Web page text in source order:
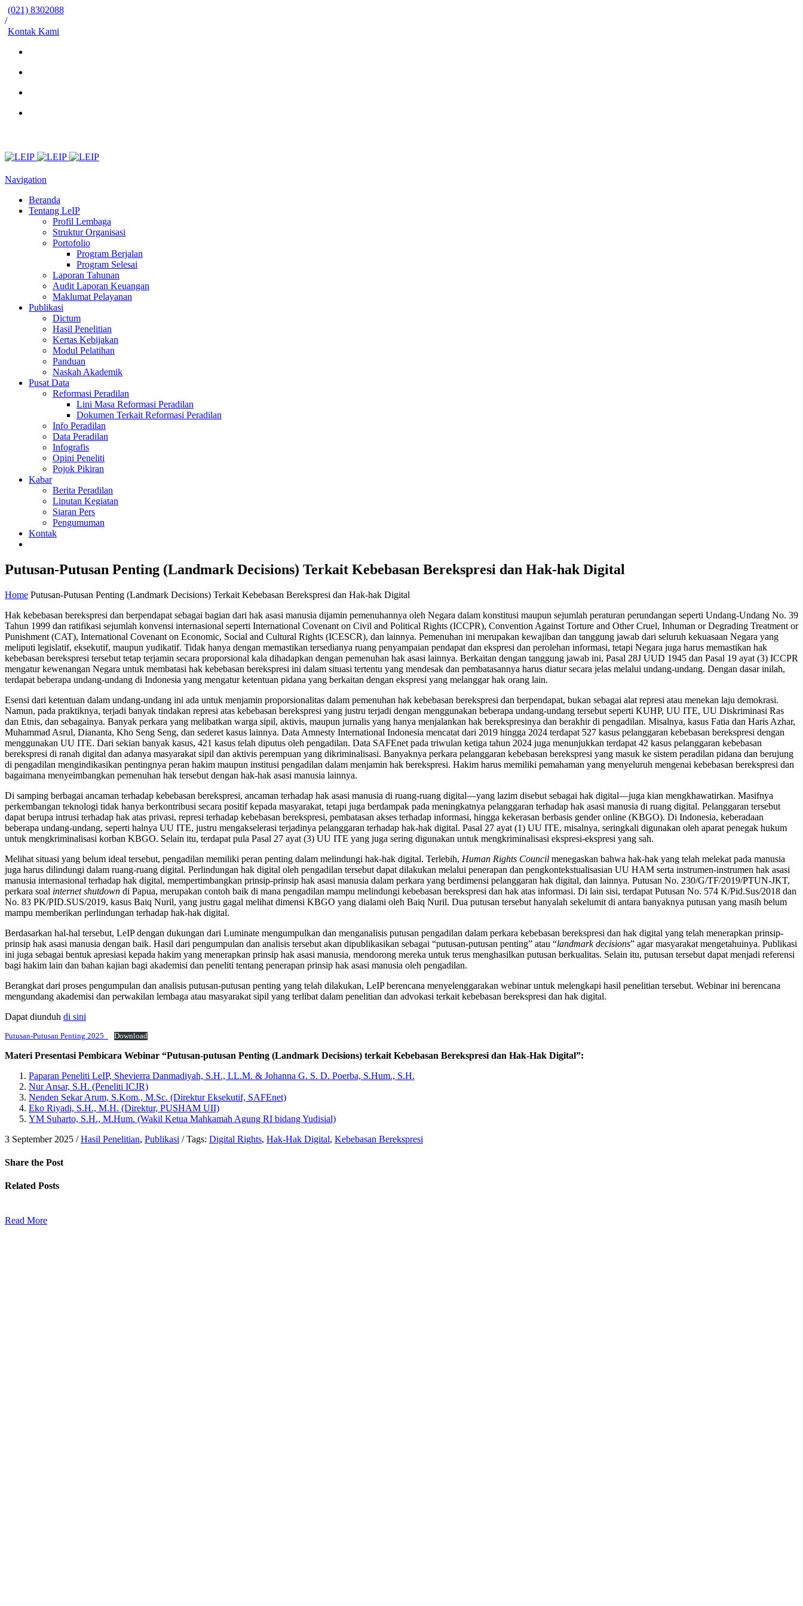
(021) 8302088
/
Kontak Kami
Navigation
Beranda
Tentang LeIP
Profil Lembaga
Struktur Organisasi
Portofolio
Program Berjalan
Program Selesai
Laporan Tahunan
Audit Laporan Keuangan
Maklumat Pelayanan
Publikasi
Dictum
Hasil Penelitian
Kertas Kebijakan
Modul Pelatihan
Panduan
Naskah Akademik
Pusat Data
Reformasi Peradilan
Lini Masa Reformasi Peradilan
Dokumen Terkait Reformasi Peradilan
Info Peradilan
Data Peradilan
Infografis
Opini Peneliti
Pojok Pikiran
Kabar
Berita Peradilan
Liputan Kegiatan
Siaran Pers
Pengumuman
Kontak
Putusan-Putusan Penting (Landmark Decisions) Terkait Kebebasan Berekspresi dan Hak-hak Digital
Home Putusan-Putusan Penting (Landmark Decisions) Terkait Kebebasan Berekspresi dan Hak-hak Digital
Hak kebebasan berekspresi dan berpendapat sebagai bagian dari hak asasi manusia dijamin pemenuhannya oleh Negara dalam konstitusi maupun sejumlah peraturan perundangan seperti Undang-Undang No. 39
Tahun 1999 dan ratifikasi sejumlah konvensi internasional seperti International Covenant on Civil and Political Rights (ICCPR), Convention Against Torture and Other Cruel, Inhuman or Degrading Treatment or
Punishment (CAT), International Covenant on Economic, Social and Cultural Rights (ICESCR), dan lainnya. Pemenuhan ini merupakan kewajiban dan tanggung jawab dari seluruh kekuasaan Negara yang
meliputi legislatif, eksekutif, maupun yudikatif. Tidak hanya dengan memastikan tersedianya ruang penyampaian pendapat dan ekspresi dan perolehan informasi, tetapi Negara juga harus memastikan hak
kebebasan berekspresi tersebut tetap terjamin secara proporsional kala dihadapkan dengan pemenuhan hak asasi lainnya. Berkaitan dengan tanggung jawab ini, Pasal 28J UUD 1945 dan Pasal 19 ayat (3) ICCPR
mengatur kewenangan Negara untuk membatasi hak kebebasan berekspresi ini dalam situasi tertentu yang mendesak dan pembatasannya harus diatur secara jelas melalui undang-undang. Dengan dasar inilah,
terdapat beberapa undang-undang di Indonesia yang mengatur ketentuan pidana yang berkaitan dengan ekspresi yang melanggar hak orang lain.
Esensi dari ketentuan dalam undang-undang ini ada untuk menjamin proporsionalitas dalam pemenuhan hak kebebasan berekspresi dan berpendapat, bukan sebagai alat represi atau menekan laju demokrasi.
Namun, pada praktiknya, terjadi banyak tindakan represi atas kebebasan berekspresi yang justru terjadi dengan menggunakan beberapa undang-undang tersebut seperti KUHP, UU ITE, UU Diskriminasi Ras
dan Etnis, dan sebagainya. Banyak perkara yang melibatkan warga sipil, aktivis, maupun jurnalis yang hanya menjalankan hak berekspresinya dan berakhir di pengadilan. Misalnya, kasus Fatia dan Haris Azhar,
Muhammad Asrul, Diananta, Kho Seng Seng, dan sederet kasus lainnya. Data Amnesty International Indonesia mencatat dari 2019 hingga 2024 terdapat 527 kasus pelanggaran kebebasan berekspresi dengan
menggunakan UU ITE. Dari sekian banyak kasus, 421 kasus telah diputus oleh pengadilan. Data SAFEnet pada triwulan ketiga tahun 2024 juga menunjukkan terdapat 42 kasus pelanggaran kebebasan
berekspresi di ranah digital dan adanya masyarakat sipil dan aktivis perempuan yang dikriminalisasi. Banyaknya perkara pelanggaran kebebasan berekspresi yang masuk ke sistem peradilan pidana dan berujung
di pengadilan mengindikasikan pentingnya peran hakim maupun institusi pengadilan dalam menjamin hak berekspresi. Hakim harus memiliki pemahaman yang menyeluruh mengenai kebebasan berekspresi dan
bagaimana menyeimbangkan pemenuhan hak tersebut dengan hak-hak asasi manusia lainnya.
Di samping berbagai ancaman terhadap kebebasan berekspresi, ancaman terhadap hak asasi manusia di ruang-ruang digital—yang lazim disebut sebagai hak digital—juga kian mengkhawatirkan. Masifnya
perkembangan teknologi tidak hanya berkontribusi secara positif kepada masyarakat, tetapi juga berdampak pada meningkatnya pelanggaran terhadap hak asasi manusia di ruang digital. Pelanggaran tersebut
dapat berupa intrusi terhadap hak atas privasi, represi terhadap kebebasan berekspresi, pembatasan akses terhadap informasi, hingga kekerasan berbasis gender online (KBGO). Di Indonesia, keberadaan
beberapa undang-undang, seperti halnya UU ITE, justru mengakselerasi terjadinya pelanggaran terhadap hak-hak digital. Pasal 27 ayat (1) UU ITE, misalnya, seringkali digunakan oleh aparat penegak hukum
untuk mengkriminalisasi korban KBGO. Selain itu, terdapat pula Pasal 27 ayat (3) UU ITE yang juga sering digunakan untuk mengkriminalisasi ekspresi-ekspresi yang sah.
Melihat situasi yang belum ideal tersebut, pengadilan memiliki peran penting dalam melindungi hak-hak digital. Terlebih, Human Rights Council menegaskan bahwa hak-hak yang telah melekat pada manusia
juga harus dilindungi dalam ruang-ruang digital. Perlindungan hak digital oleh pengadilan tersebut dapat dilakukan melalui penerapan dan pengkontekstualisasian UU HAM serta instrumen-instrumen hak asasi
manusia internasional terhadap hak digital, mempertimbangkan prinsip-prinsip hak asasi manusia dalam perkara yang berdimensi pelanggaran hak digital, dan lainnya. Putusan No. 230/G/TF/2019/PTUN-JKT,
perkara soal internet shutdown di Papua, merupakan contoh baik di mana pengadilan mampu melindungi kebebasan berekspresi dan hak atas informasi. Di lain sisi, terdapat Putusan No. 574 K/Pid.Sus/2018 dan
No. 83 PK/PID.SUS/2019, kasus Baiq Nuril, yang justru gagal melihat dimensi KBGO yang dialami oleh Baiq Nuril. Dua putusan tersebut hanyalah sekelumit di antara banyaknya putusan yang masih belum
mampu memberikan perlindungan terhadap hak-hak digital.
Berdasarkan hal-hal tersebut, LeIP dengan dukungan dari Luminate mengumpulkan dan menganalisis putusan pengadilan dalam perkara kebebasan berekspresi dan hak digital yang telah menerapkan prinsip-
prinsip hak asasi manusia dengan baik. Hasil dari pengumpulan dan analisis tersebut akan dipublikasikan sebagai “putusan-putusan penting” atau “landmark decisions” agar masyarakat mengetahuinya. Publikasi
ini juga sebagai bentuk apresiasi kepada hakim yang menerapkan prinsip hak asasi manusia, mendorong mereka untuk terus menghasilkan putusan berkualitas. Selain itu, putusan tersebut dapat menjadi referensi
bagi hakim lain dan bahan kajian bagi akademisi dan peneliti tentang penerapan prinsip hak asasi manusia oleh pengadilan.
Berangkat dari proses pengumpulan dan analisis putusan-putusan penting yang telah dilakukan, LeIP berencana menyelenggarakan webinar untuk melengkapi hasil penelitian tersebut. Webinar ini berencana
mengundang akademisi dan perwakilan lembaga atau masyarakat sipil yang terlibat dalam penelitian dan advokasi terkait kebebasan berekspresi dan hak digital.
Dapat diunduh di sini
Putusan-Putusan Penting 2025_ Download
Materi Presentasi Pembicara Webinar “Putusan-putusan Penting (Landmark Decisions) terkait Kebebasan Berekspresi dan Hak-Hak Digital”:
Paparan Peneliti LeIP, Shevierra Danmadiyah, S.H., LL.M. & Johanna G. S. D. Poerba, S.Hum., S.H.
Nur Ansar, S.H. (Peneliti ICJR)
Nenden Sekar Arum, S.Kom., M.Sc. (Direktur Eksekutif, SAFEnet)
Eko Riyadi, S.H., M.H. (Direktur, PUSHAM UII)
YM Suharto, S.H., M.Hum. (Wakil Ketua Mahkamah Agung RI bidang Yudisial)
3 September 2025 / Hasil Penelitian, Publikasi / Tags: Digital Rights, Hak-Hak Digital, Kebebasan Berekspresi
Share the Post
Related Posts
Read More